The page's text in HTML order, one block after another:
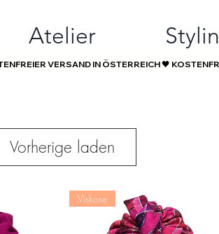
Atelier
Vorherige laden
Viskose